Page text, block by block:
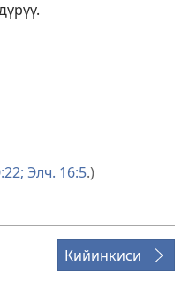
Элч. 16:5.)
Кийинкиси